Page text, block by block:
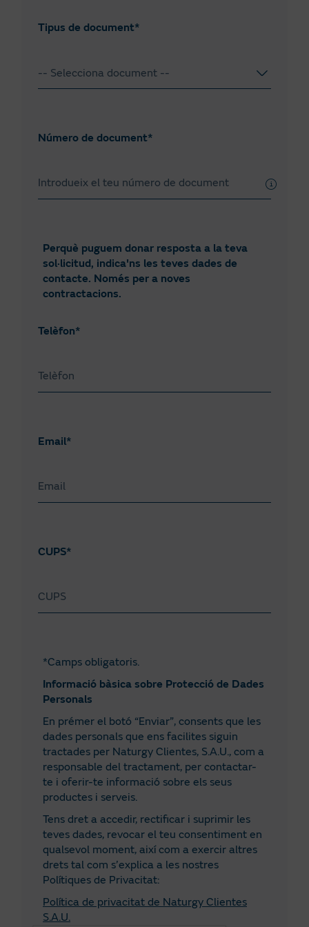
CO: Costos d'operació. Inclou tots els costos
Condicions generals del contracte
Tipus de document*
-- Selecciona document --
NIE
Número de document*
Perquè puguem donar resposta a la teva
sol·licitud, indica'ns les teves dades de
contacte. Només per a noves
contractacions.
Telèfon*
Email*
CUPS*
*Camps obligatoris.
Informació bàsica sobre Protecció de Dades
Personals
En prémer el botó “Enviar”, consents que les
dades personals que ens facilites siguin
tractades per Naturgy Clientes, S.A.U., com a
responsable del tractament, per contactar-
te i oferir-te informació sobre els seus
productes i serveis.
Tens dret a accedir, rectificar i suprimir les
teves dades, revocar el teu consentiment en
qualsevol moment, així com a exercir altres
drets tal com s’explica a les nostres
Polítiques de Privacitat:
Política de privacitat de Naturgy Clientes
S.A.U.